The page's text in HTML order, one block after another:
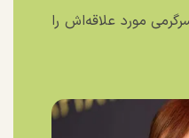
سرگرمی مورد علاقه‌اش را